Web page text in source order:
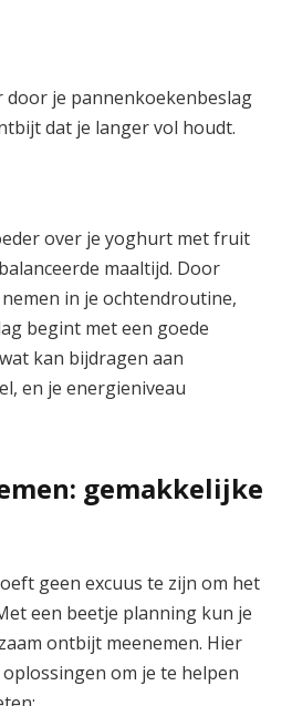
je pannenkoekenbeslag
dat je langer vol houdt.
over je yoghurt met fruit
maaltijd. Door
in je ochtendroutine,
begint met een goede
kan bijdragen aan
en je energieniveau
gemakkelijke
geen excuus te zijn om het
een beetje planning kun je
ontbijt meenemen. Hier
om je te helpen